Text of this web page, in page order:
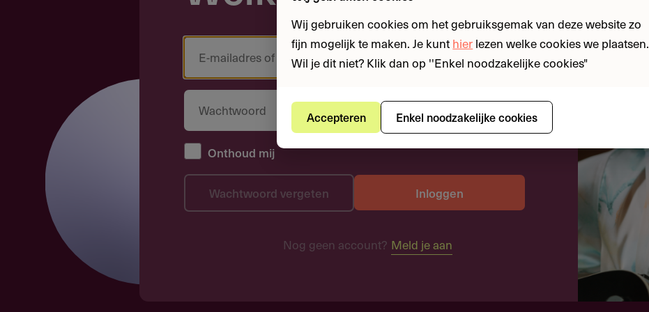
Onthoud mij
Inloggen
Wachtwoord vergeten
Nog geen account? Meld je aan
Wij gebruiken cookies om het gebruiksgemak van deze website zo
fijn mogelijk te maken. Je kunthierlezen welke cookies we plaatsen.
Wil je dit niet? Klik dan op ''Enkel noodzakelijke cookies"
Accepteren Enkel noodzakelijke cookies